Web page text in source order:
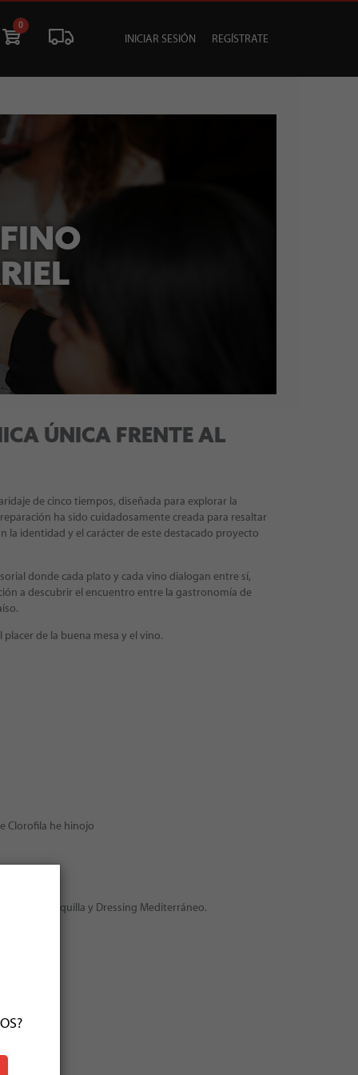
0
INICIAR SESIÓN REGÍSTRATE
ÚNICA FRENTE AL
de cinco tiempos, diseñada para explorar la
ha sido cuidadosamente creada para resaltar
la identidad y el carácter de este destacado proyecto
donde cada plato y cada vino dialogan entre sí,
a descubrir el encuentro entre la gastronomía de
de la buena mesa y el vino.
Clorofila he hinojo
a la Mantequilla y Dressing Mediterráneo.